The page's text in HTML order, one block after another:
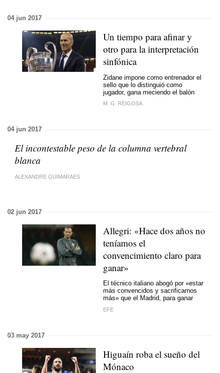
04 jun 2017
Un tiempo para afinar y
otro para la interpretación
sinfónica
Zidane impone como entrenador el
sello que lo distinguió como
jugador, gana meciendo el balón
M. G. REIGOSA
04 jun 2017
El incontestable peso de la columna vertebral
blanca
ALEXANDRE GUIMARAES
02 jun 2017
Allegri: «Hace dos años no
teníamos el
convencimiento claro para
ganar»
El técnico italiano abogó por «estar
más convencidos y sacrificarnos
más» que el Madrid, para ganar
EFE
03 may 2017
Higuaín roba el sueño del
Mónaco